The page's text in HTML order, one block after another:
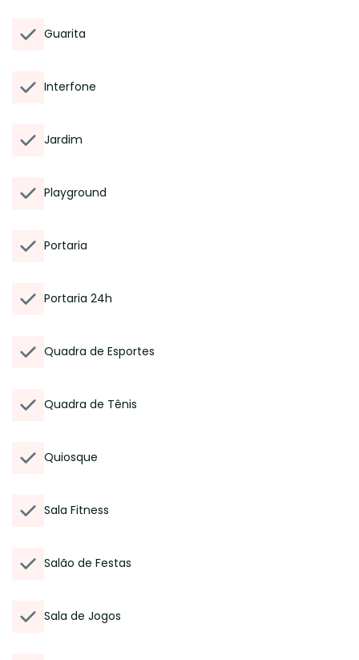
Guarita
Interfone
Jardim
Playground
Portaria
Portaria 24h
Quadra de Esportes
Quadra de Tênis
Quiosque
Sala Fitness
Salão de Festas
Sala de Jogos